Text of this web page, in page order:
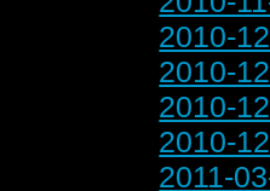
2010-
2010-
2010-
2010-
2011-